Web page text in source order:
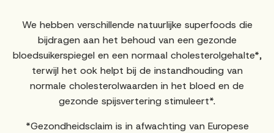
We hebben verschillende natuurlijke superfoods die
bijdragen aan het behoud van een gezonde
bloedsuikerspiegel en een normaal cholesterolgehalte*,
terwijl het ook helpt bij de instandhouding van
normale cholesterolwaarden in het bloed en de
gezonde spijsvertering stimuleert*.
*Gezondheidsclaim is in afwachting van Europese